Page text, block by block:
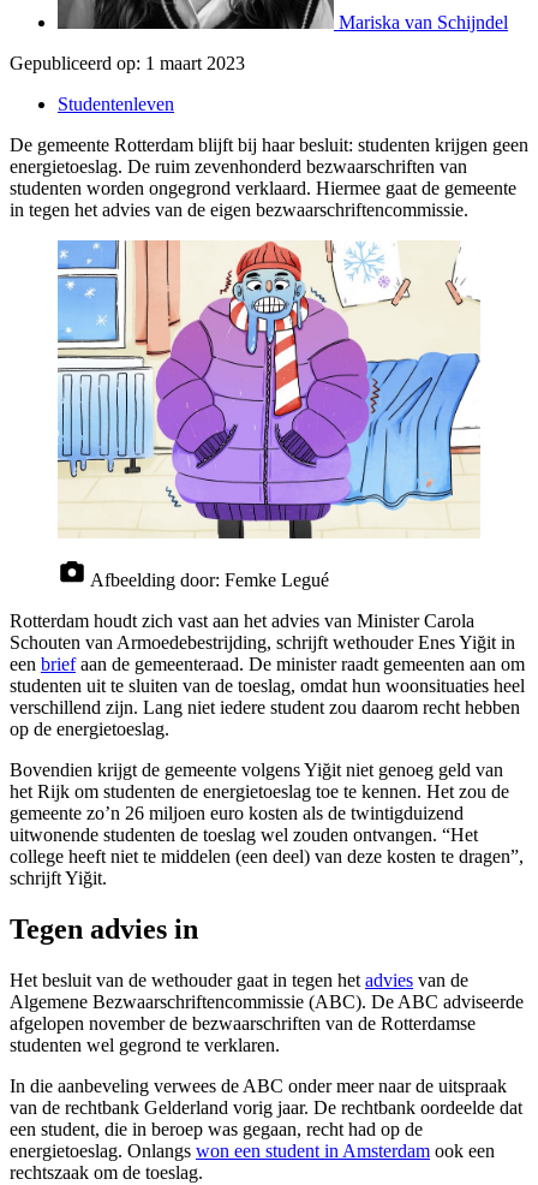
Mariska van Schijndel
Gepubliceerd op: 1 maart 2023
Studentenleven
De gemeente Rotterdam blijft bij haar besluit: studenten krijgen geen
energietoeslag. De ruim zevenhonderd bezwaarschriften van
studenten worden ongegrond verklaard. Hiermee gaat de gemeente
in tegen het advies van de eigen bezwaarschriftencommissie.
Afbeelding door: Femke Legué
Rotterdam houdt zich vast aan het advies van Minister Carola
Schouten van Armoedebestrijding, schrijft wethouder Enes Yiğit in
een briefaan de gemeenteraad. De minister raadt gemeenten aan om
studenten uit te sluiten van de toeslag, omdat hun woonsituaties heel
verschillend zijn. Lang niet iedere student zou daarom recht hebben
op de energietoeslag.
Bovendien krijgt de gemeente volgens Yiğit niet genoeg geld van
het Rijk om studenten de energietoeslag toe te kennen. Het zou de
gemeente zo’n 26 miljoen euro kosten als de twintigduizend
uitwonende studenten de toeslag wel zouden ontvangen. “Het
college heeft niet te middelen (een deel) van deze kosten te dragen”,
schrijft Yiğit.
Tegen advies in
Het besluit van de wethouder gaat in tegen het advies van de
Algemene Bezwaarschriftencommissie (ABC). De ABC adviseerde
afgelopen november de bezwaarschriften van de Rotterdamse
studenten wel gegrond te verklaren.
In die aanbeveling verwees de ABC onder meer naar de uitspraak
van de rechtbank Gelderland vorig jaar. De rechtbank oordeelde dat
een student, die in beroep was gegaan, recht had op de
energietoeslag. Onlangs won een student in Amsterdam ook een
rechtszaak om de toeslag.